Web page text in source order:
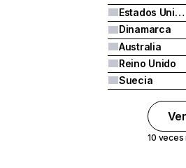
Estados Unidos
Dinamarca
Australia
Reino Unido
Suecia
10 veces